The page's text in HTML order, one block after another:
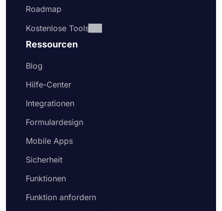
Roadmap
Kostenlose Tools
Ressourcen
Blog
Hilfe-Center
Integrationen
Formulardesign
Mobile Apps
Sicherheit
Funktionen
Funktion anfordern